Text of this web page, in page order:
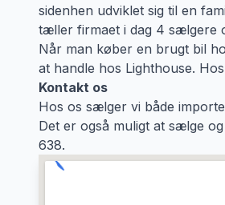
sidenhen udviklet sig til en
tæller firmaet i dag 4 sælgere
Når man køber en brugt bil
at handle hos Lighthouse.
Kontakt os
Hos os sælger vi både
Det er også muligt at sælge
638.